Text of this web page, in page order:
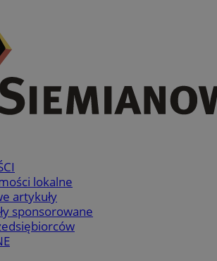
lokalne
artykuły
sponsorowane